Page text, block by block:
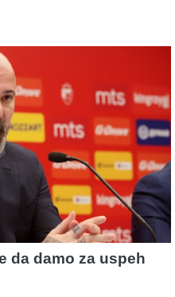
da damo za uspeh